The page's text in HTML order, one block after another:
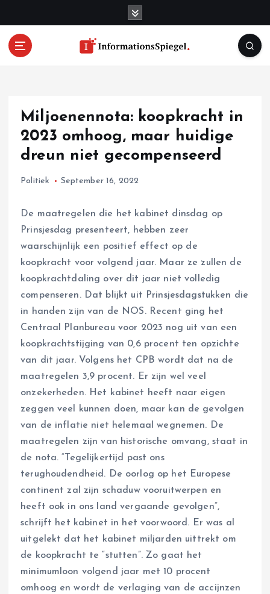
Miljoenennota: koopkracht in
2023 omhoog, maar huidige
dreun niet gecompenseerd
Politiek September 16, 2022
De maatregelen die het kabinet dinsdag op
Prinsjesdag presenteert, hebben zeer
waarschijnlijk een positief effect op de
koopkracht voor volgend jaar. Maar ze zullen de
koopkrachtdaling over dit jaar niet volledig
compenseren. Dat blijkt uit Prinsjesdagstukken die
in handen zijn van de NOS. Recent ging het
Centraal Planbureau voor 2023 nog uit van een
koopkrachtstijging van 0,6 procent ten opzichte
van dit jaar. Volgens het CPB wordt dat na de
maatregelen 3,9 procent. Er zijn wel veel
onzekerheden. Het kabinet heeft naar eigen
zeggen veel kunnen doen, maar kan de gevolgen
van de inflatie niet helemaal wegnemen. De
maatregelen zijn van historische omvang, staat in
de nota. “Tegelijkertijd past ons
terughoudendheid. De oorlog op het Europese
continent zal zijn schaduw vooruitwerpen en
heeft ook in ons land vergaande gevolgen”,
schrijft het kabinet in het voorwoord. Er was al
uitgelekt dat het kabinet miljarden uittrekt om
de koopkracht te “stutten”. Zo gaat het
minimumloon volgend jaar met 10 procent
omhoog en wordt de verlaging van de accijnzen